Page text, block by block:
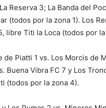
Reserva 3; La Banda del
(todos por la zona 1). Los
libre Titi la Loca (todos por
de Piatti 1 vs. Los Morcis de
Vibra FC 7 y Los
(todos por la zona 4).